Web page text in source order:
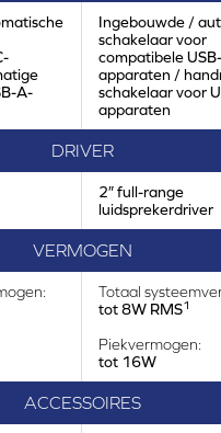
A-
Ingebouwde /
schakelaar voor
compatibele
apparaten /
schakelaar voor
apparaten
DRIVER
2″ full-range
luidsprekerdriver
VERMOGEN
Totaal
tot 8W RMS1
Piekvermogen:
tot 16W
ACCESSOIRES